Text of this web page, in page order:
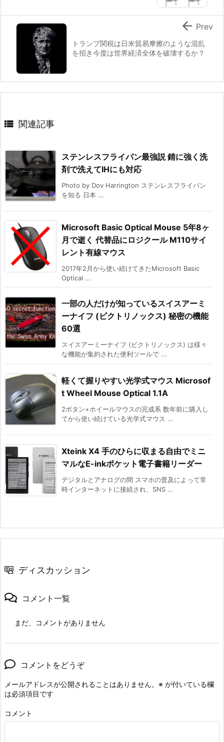
トランプ関税は日米貿易摩擦のような混乱
を招き今度は世界経済全体を破壊するか？
 Prev
 関連記事
ステンレスフライパン最強説 錆に強く洗
剤で洗えてIHにも対応
Photo by Dov Harrington ステンレスフライパン
を知る 日本 ...
Microsoft Basic Optical Mouse 5年8ヶ
月で逝く 代替品にロジクール M110サイ
レント有線マウス
2017年2月から使い続けてきたMicrosoft Basic
Optical ...
一部の人だけが知っているスイスアーミ
ーナイフ (ビクトリノックス) 秘密の機能
60選
スイスアーミーナイフ (ビクトリノックス) は様々
な機能が集約された便利ツールで ...
軽くて握りやすい光学式マウス Microsof
t Wheel Mouse Optical 1.1A
2ボタン+ホイールマウスの完成系 数年前に購入し
てから使い続けている光学式マウス ...
Xteink X4 手のひらに収まる自由でミニ
マルなE-inkポケット電子書籍リーダー
デジタルとアナログの間 スマホの普及によって常
時インターネットに接続され、SNS ...
ディスカッション
コメント一覧
まだ、コメントがありません
コメントをどうぞ
メールアドレスが公開されることはありません。 ※ が付いている欄
は必須項目です
コメント